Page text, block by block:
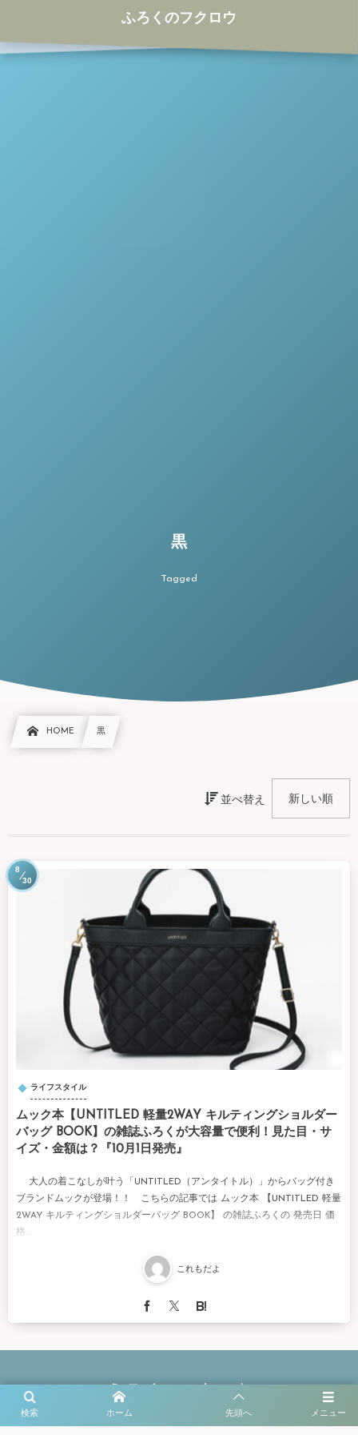
ふろくのフクロウ
黒
Tagged
HOME 黒
並べ替え
ライフスタイル
ムック本【UNTITLED 軽量2WAY キルティングショルダー
バッグ BOOK】の雑誌ふろくが大容量で便利！見た目・サ
イズ・金額は？『10月1日発売』
大人の着こなしが叶う「UNTITLED（アンタイトル）」からバッグ付き
ブランドムックが登場！！ こちらの記事では ムック本 【UNTITLED 軽量
2WAY キルティングショルダーバッグ BOOK】 の雑誌ふろくの 発売日 価
格...
これもだよ
8
30
メニュー
検索 ホーム 先頭へ